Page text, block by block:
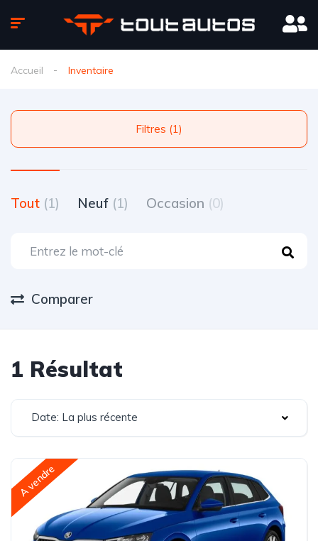
Accueil Inventaire
Filtres (1)
Tout (1) Neuf (1) Occasion (0)
Comparer
1 Résultat
Date: La plus récente
A vendre